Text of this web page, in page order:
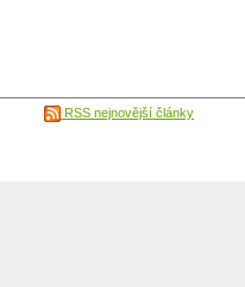
RSS nejnovější články